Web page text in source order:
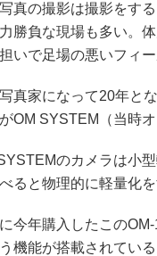
真の撮影は撮影をす
勝負な現場も多い。
いで足場の悪いフィ
真家になって20年と
OM SYSTEM（当時
のカメラは小
ると物理的に軽量化
今年購入したこの
機能が搭載されてい